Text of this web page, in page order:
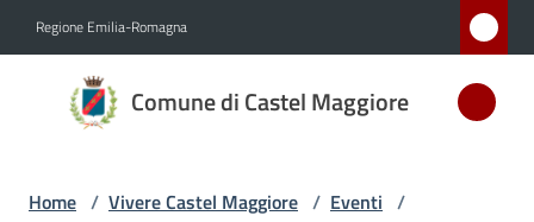
Regione Emilia-Romagna
Comune di Castel Maggiore
Comune
di Castel
D'ARGENTO
Home / Vivere Castel Maggiore / Eventi /